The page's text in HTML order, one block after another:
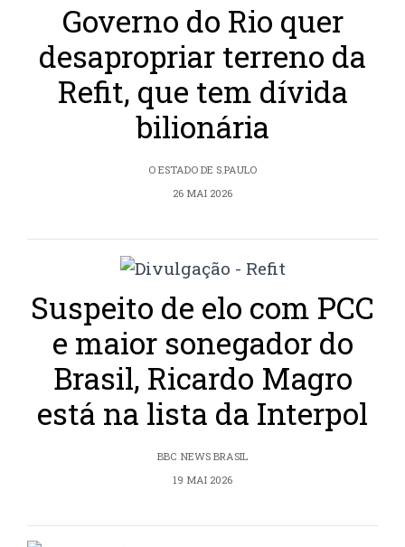
Governo do Rio quer
desapropriar terreno da
Refit, que tem dívida
bilionária
O ESTADO DE S.PAULO
26 MAI 2026
Suspeito de elo com PCC
e maior sonegador do
Brasil, Ricardo Magro
está na lista da Interpol
BBC NEWS BRASIL
19 MAI 2026